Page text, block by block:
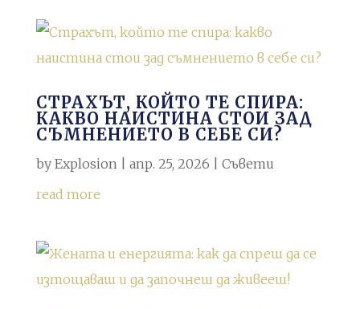
СТРАХЪТ, КОЙТО ТЕ СПИРА:
КАКВО НАИСТИНА СТОИ ЗАД
СЪМНЕНИЕТО В СЕБЕ СИ?
by Explosion| апр. 25, 2026
Съвети
read more